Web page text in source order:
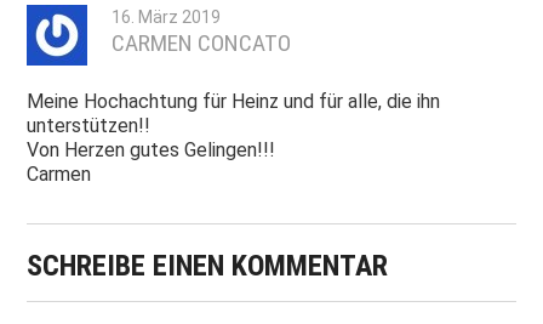
16. März 2019
CARMEN CONCATO
Meine Hochachtung für Heinz und für alle, die ihn
unterstützen!!
Von Herzen gutes Gelingen!!!
Carmen
SCHREIBE EINEN KOMMENTAR